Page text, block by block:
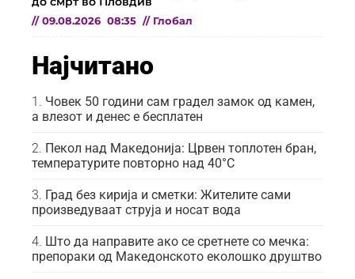
// 09.08.2026 08:35 // Глобал
Најчитано
Човек 50 години сам градел замок од камен,
а влезот и денес е бесплатен
Пекол над Македонија: Црвен топлотен бран,
температурите повторно над 40°C
Град без кирија и сметки: Жителите сами
произведуваат струја и носат вода
Што да направите ако се сретнете со мечка:
препораки од Македонското еколошко друштво